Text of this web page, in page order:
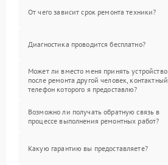
От чего зависит срок ремонта техники?
Диагностика проводится бесплатно?
Может ли вместо меня принять устройство
после ремонта другой человек, контактный
телефон которого я предоставлю?
Возможно ли получать обратную связь в
процессе выполнения ремонтных работ?
Какую гарантию вы предоставляете?